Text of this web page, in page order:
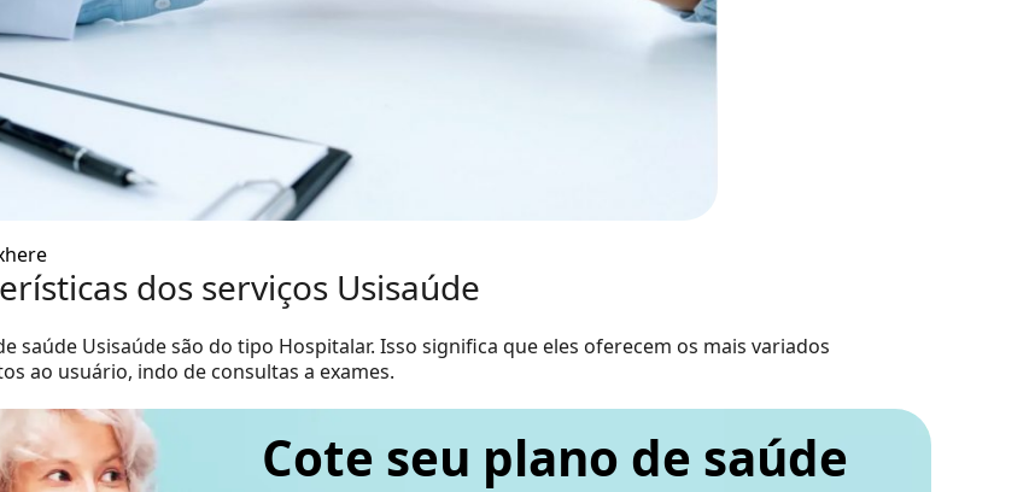
dos serviços Usisaúde
saúde Usisaúde são do tipo Hospitalar. Isso significa que eles oferecem os mais variados
ao usuário, indo de consultas a exames.
Cote seu plano de saúde